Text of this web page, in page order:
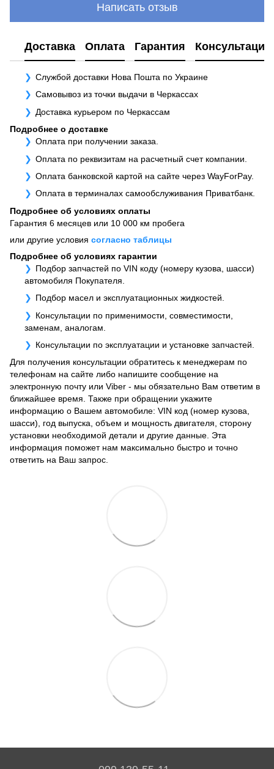
Написать отзыв
Доставка Оплата Гарантия Консультация
Службой доставки Нова Пошта по Украине
Самовывоз из точки выдачи в Черкассах
Доставка курьером по Черкассам
Подробнее о доставке
Оплата при получении заказа.
Оплата по реквизитам на расчетный счет компании.
Оплата банковской картой на сайте через WayForPay.
Оплата в терминалах самообслуживания Приватбанк.
Подробнее об условиях оплаты
Гарантия 6 месяцев или 10 000 км пробега
или другие условия согласно таблицы
Подробнее об условиях гарантии
Подбор запчастей по VIN коду (номеру кузова, шасси)
автомобиля Покупателя.
Подбор масел и эксплуатационных жидкостей.
Консультации по применимости, совместимости,
заменам, аналогам.
Консультации по эксплуатации и установке запчастей.
Для получения консультации обратитесь к менеджерам по
телефонам на сайте либо напишите сообщение на
электронную почту или Viber - мы обязательно Вам ответим в
ближайшее время. Также при обращении укажите
информацию о Вашем автомобиле: VIN код (номер кузова,
шасси), год выпуска, объем и мощность двигателя, сторону
установки необходимой детали и другие данные. Эта
информация поможет нам максимально быстро и точно
ответить на Ваш запрос.